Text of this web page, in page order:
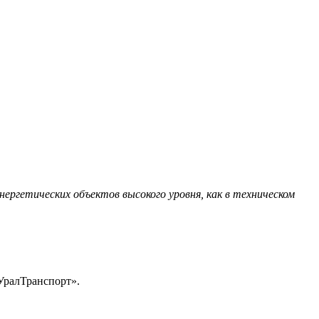
объектов высокого уровня, как в техническом